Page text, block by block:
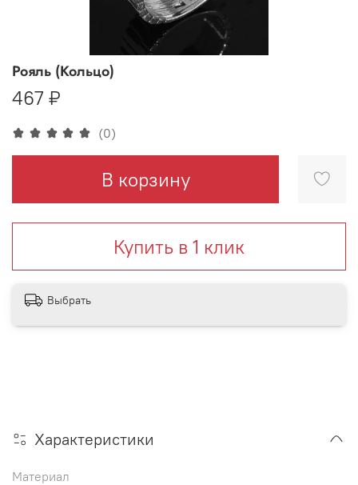
(0)
Рояль (Кольцо)
467 ₽
В корзину
Купить в 1 клик
Выбрать
Характеристики
Материал